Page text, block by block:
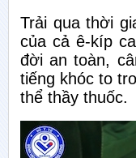
Trải qua thời
của cả ê-kíp
đời an toàn,
tiếng khóc to
thể thầy thuốc.